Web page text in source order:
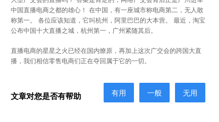
中国直播电商之都的雄心！ 在中国，有一座城市称电商第二，无人敢
称第一。 各位应该知道，它叫杭州，阿里巴巴的大本营。 最近，淘宝
公布中国十大直播之城，杭州第一，广州紧随其后。
直播电商的星星之火已经在国内燎原，再加上这次广交会的跨国大直
播，我们相信零售电商们正在夺回属于它的一切。
文章对您是否有帮助 有用 一般 无用